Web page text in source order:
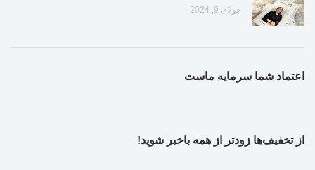
جولای 9, 2024
اعتماد شما سرمایه ماست
از تخفیف‌ها زودتر از همه باخبر شوید!